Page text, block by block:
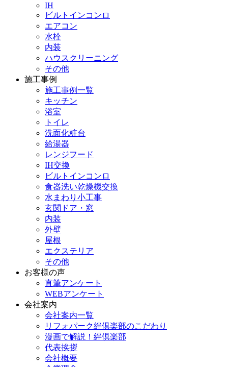
IH
ビルトインコンロ
エアコン
水栓
内装
ハウスクリーニング
その他
施工事例
施工事例一覧
キッチン
浴室
トイレ
洗面化粧台
給湯器
レンジフード
IH交換
ビルトインコンロ
食器洗い乾燥機交換
水まわり小工事
玄関ドア・窓
内装
外壁
屋根
エクステリア
その他
お客様の声
直筆アンケート
WEBアンケート
会社案内
会社案内一覧
リフォパーク絆倶楽部のこだわり
漫画で解説！絆倶楽部
代表挨拶
会社概要